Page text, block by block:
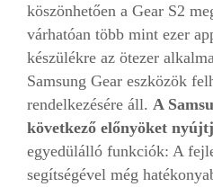
köszönhetően a Gear S2
várhatóan több mint ezer
készülékre az ötezer
Samsung Gear eszközök
rendelkezésére áll. A
következő előnyöket
egyedülálló funkciók: A
segítségével még